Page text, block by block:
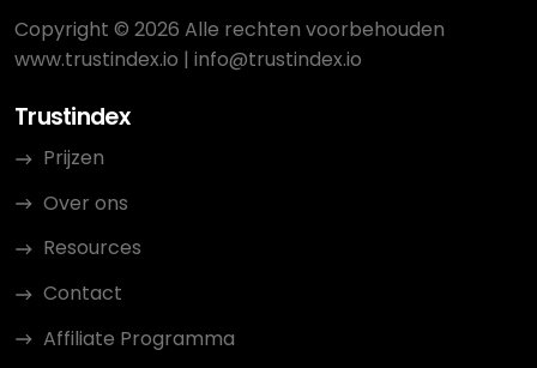
Copyright © 2026 Alle rechten voorbehouden
www.trustindex.io | info@trustindex.io
Trustindex
Prijzen
Over ons
Resources
Contact
Affiliate Programma